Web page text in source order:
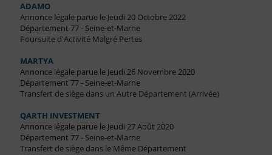
ADAMO
Annonce légale parue le Jeudi 20 Octobre 2022
Département 77 - Seine-et-Marne
Poursuite d'Activité Malgré Pertes
MARTYA
Annonce légale parue le Jeudi 26 Novembre 2020
Département 77 - Seine-et-Marne
Transfert de siège dans un Autre Département (Arrivée)
QARTH INVESTMENT
Annonce légale parue le Jeudi 27 Août 2020
Département 77 - Seine-et-Marne
Transfert de siège dans le Même Département